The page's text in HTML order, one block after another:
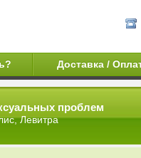
Доставка /
проблем
Левитра